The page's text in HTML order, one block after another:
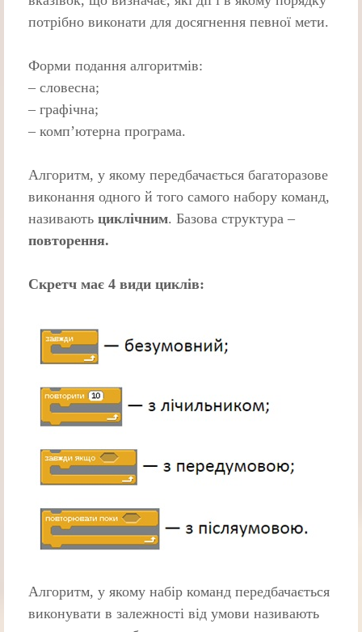
потрібно виконати для досягнення певної мети.
Форми подання алгоритмів:
– словесна;
– графічна;
– комп’ютерна програма.
Алгоритм, у якому передбачається багаторазове
виконання одного й того самого набору команд,
називають циклічним. Базова структура –
повторення.
Скретч має 4 види циклів:
Алгоритм, у якому набір команд передбачається
виконувати в залежності від умови називають